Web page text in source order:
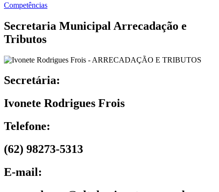
Competências
Secretaria Municipal Arrecadação e
Tributos
Secretária:
Ivonete Rodrigues Frois
Telefone:
(62) 98273-5313
E-mail: